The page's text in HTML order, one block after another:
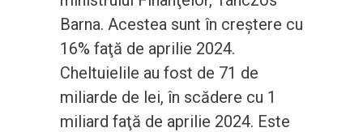
Barna. Acestea sunt în creştere cu
16% faţă de aprilie 2024.
Cheltuielile au fost de 71 de
miliarde de lei, în scădere cu 1
miliard faţă de aprilie 2024. Este